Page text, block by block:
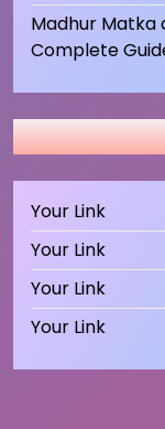
Madhur Matka
Complete
Your Link
Your Link
Your Link
Your Link